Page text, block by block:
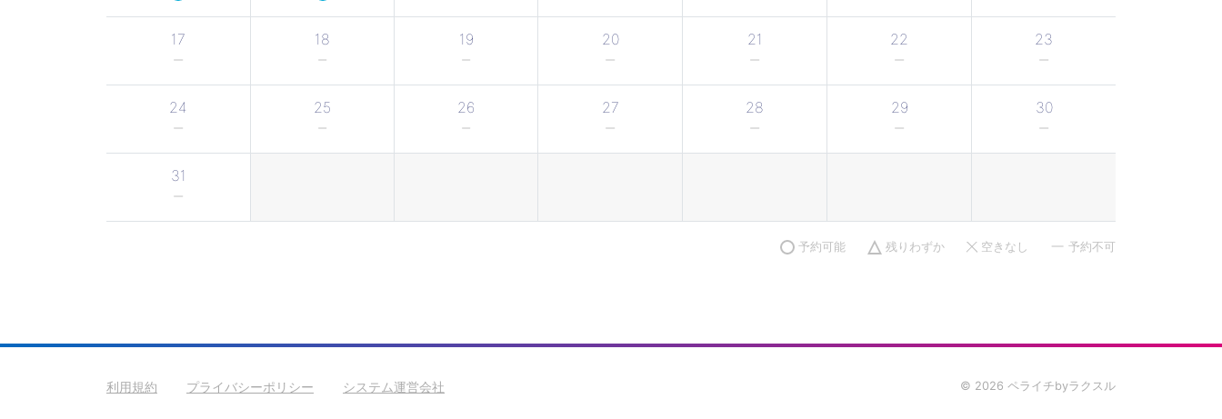
17 18 19 20 21 22 23
24 25 26 27 28 29 30
31
予約可能 残りわずか 空きなし 予約不可
利用規約 プライバシーポリシー システム運営会社 © 2026 ペライチbyラクスル